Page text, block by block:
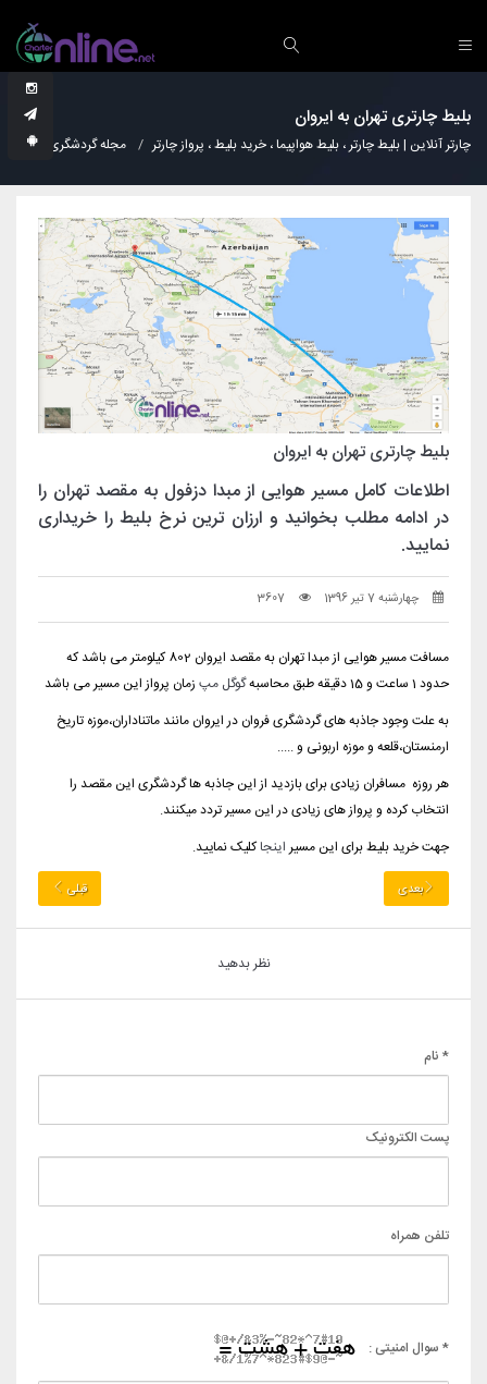
بلیط چارتری تهران به ایروان
چارتر آنلاین | بلیط چارتر ، بلیط هواپیما ، خرید بلیط ، پرواز چارتر مجله گردشگری
بلیط چارتری تهران به ایروان
اطلاعات کامل مسیر هوایی از مبدا دزفول به مقصد تهران را
در ادامه مطلب بخوانید و ارزان ترین نرخ بلیط را خریداری
نمایید.
چهارشنبه 7 تیر 1396 3607
مسافت مسیر هوایی از مبدا تهران به مقصد ایروان 802 کیلومتر می باشد که
حدود 1 ساعت و 15 دقیقه طبق محاسبه
گوگل مپ زمان پرواز این مسیر می باشد
به علت وجود جاذبه های گردشگری فروان در ایروان مانند ماتناداران،موزه تاریخ
ارمنستان،قلعه و موزه اربونی و .....
هر روزه مسافران زیادی برای بازدید از این جاذبه ها گردشگری این مقصد را
انتخاب کرده و پرواز های زیادی در این مسیر تردد میکنند.
جهت خرید بلیط برای این مسیراینجاکلیک نمایید.
بعدی قبلی
نظر بدهید
* نام
پست الکترونیک
تلفن همراه
* سوال امنیتی :